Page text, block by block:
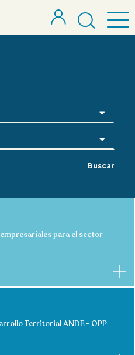
Buscar
para el sector
Territorial ANDE - OPP